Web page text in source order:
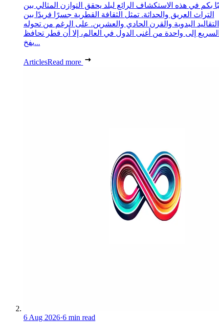
بكم في هذه الاستكشاف الرائع لبلد يحقق التوازن المثالي بين
التراث العريق والحداثة. تمثل الثقافة القطرية جسرًا فريدًا بين
التقاليد البدوية والقرن الحادي والعشرين. على الرغم من تحوله
إلى واحدة من أغنى الدول في العالم، إلا أن قطر تحافظ
بفخ...
ArticlesRead more
6 Aug 2026·6 min read